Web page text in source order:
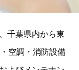
千葉県内から東
空調・消防設備